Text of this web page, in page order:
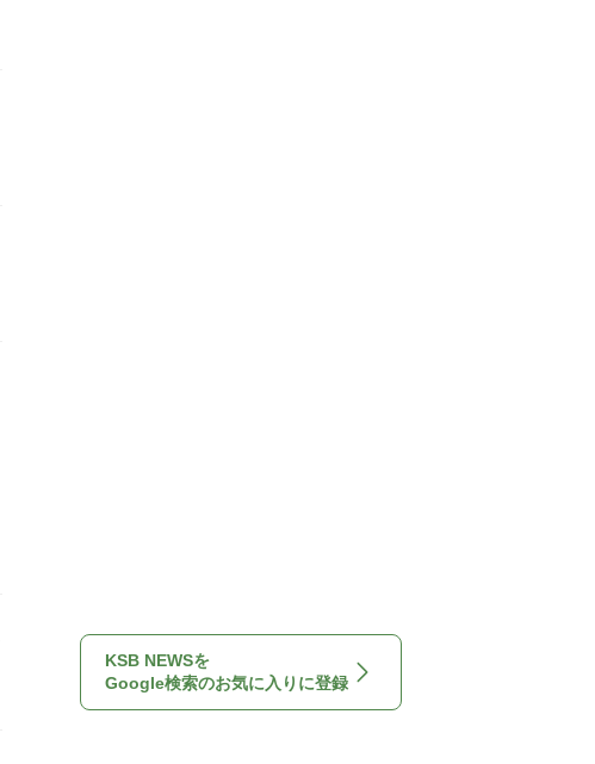
KSB NEWSを
Google検索のお気に入りに登録